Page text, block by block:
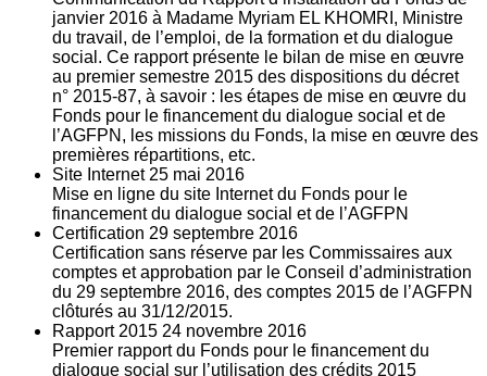
janvier 2016 à Madame Myriam EL KHOMRI, Ministre
du travail, de l’emploi, de la formation et du dialogue
social. Ce rapport présente le bilan de mise en œuvre
au premier semestre 2015 des dispositions du décret
n° 2015-87, à savoir : les étapes de mise en œuvre du
Fonds pour le financement du dialogue social et de
l’AGFPN, les missions du Fonds, la mise en œuvre des
premières répartitions, etc.
Site Internet 25 mai 2016
Mise en ligne du site Internet du Fonds pour le
financement du dialogue social et de l’AGFPN
Certification 29 septembre 2016
Certification sans réserve par les Commissaires aux
comptes et approbation par le Conseil d’administration
du 29 septembre 2016, des comptes 2015 de l’AGFPN
clôturés au 31/12/2015.
Rapport 2015 24 novembre 2016
Premier rapport du Fonds pour le financement du
dialogue social sur l’utilisation des crédits 2015